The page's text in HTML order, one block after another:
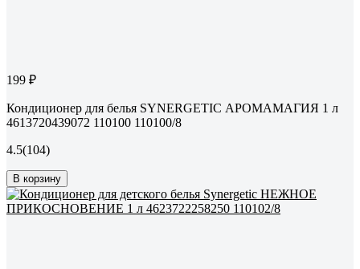
199 ₽
Кондиционер для белья SYNERGETIC АРОМАМАГИЯ 1 л
4613720439072 110100 110100/8
4.5(104)
В корзину